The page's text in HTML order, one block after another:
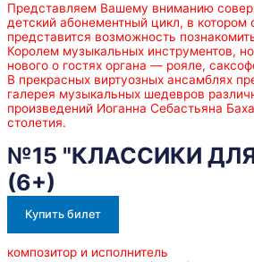
Представляем Вашему вниманию
детский абонементный цикл, в котором
представится возможность
Королем музыкальных инструментов,
нового о гостях органа — рояле,
В прекрасных виртуозных ансамблях
галерея музыкальных шедевров
произведений Иоганна Себастьяна
столетия.
№15 "КЛАССИКИ
(6+)
Купить билет
композитор и исполнитель